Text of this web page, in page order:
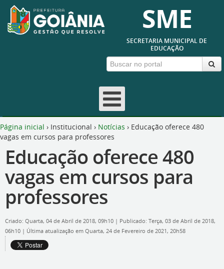
SME
SECRETARIA MUNICIPAL DE
EDUCAÇÃO
Página inicial › Institucional › Notícias › Educação oferece 480
vagas em cursos para professores
Educação oferece 480
vagas em cursos para
professores
Criado: Quarta, 04 de Abril de 2018, 09h10 | Publicado: Terça, 03 de Abril de 2018,
06h10 | Última atualização em Quarta, 24 de Fevereiro de 2021, 20h58